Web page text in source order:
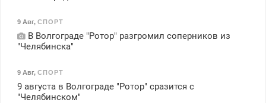
9 Авг, СПОРТ
В Волгограде "Ротор" разгромил соперников из
"Челябинска"
9 Авг, СПОРТ
9 августа в Волгограде "Ротор" сразится с
"Челябинском"